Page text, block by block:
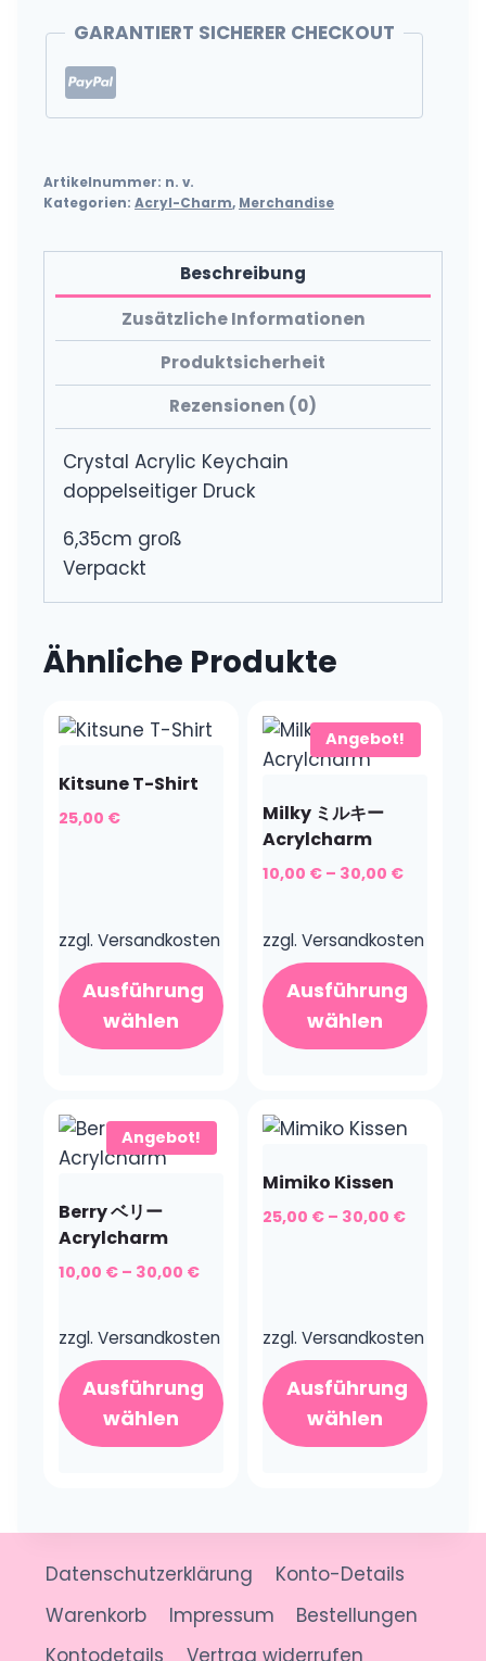
Menge
GARANTIERT SICHERER CHECKOUT
Artikelnummer: n. v.
Kategorien: Acryl-Charm, Merchandise
Beschreibung
Zusätzliche Informationen
Produktsicherheit
Rezensionen (0)
Crystal Acrylic Keychain
doppelseitiger Druck
6,35cm groß
Verpackt
Ähnliche Produkte
Kitsune T-Shirt
25,00 €
zzgl. Versandkosten
Ausführung
wählen
weist
mehrere
auf.
Die
Optionen
auf
der
Produktseite
gewählt
werden
Angebot!
Milky ミルキー
Acrylcharm
10,00 € – 30,00 €
zzgl. Versandkosten
Ausführung
wählen
weist
Varianten
auf.
auf
der
Produktseite
gewählt
werden
Angebot!
Berry ベリー
Acrylcharm
10,00 € – 30,00 €
zzgl. Versandkosten
Ausführung
wählen
Varianten
auf.
Mimiko Kissen
25,00 € – 30,00 €
zzgl. Versandkosten
Ausführung
wählen
Varianten
auf.
Datenschutzerklärung
Konto-Details
Warenkorb
Impressum
Bestellungen
Kontodetails
Vertrag widerrufen